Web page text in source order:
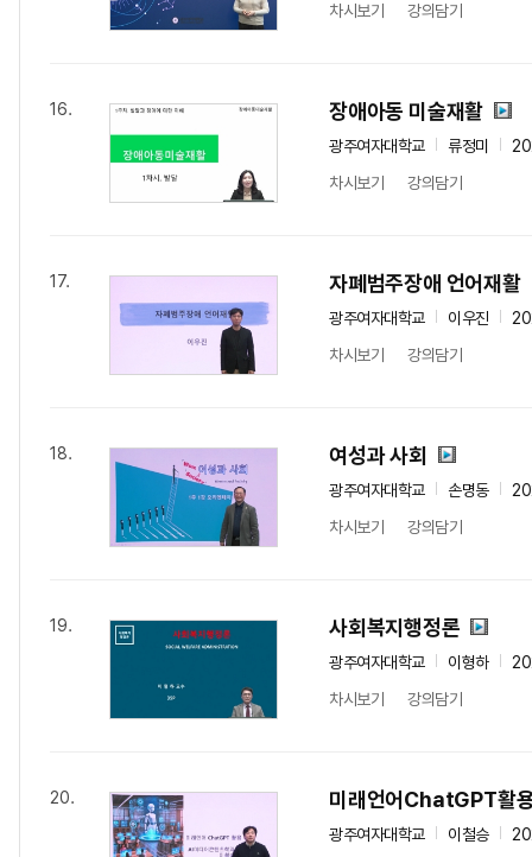
차시보기
강의담기
16. 장애아동 미술재활
광주여자대학교 류정미
차시보기
강의담기
17. 자폐범주장애 언어재활
광주여자대학교 이우진
차시보기
강의담기
18. 여성과 사회
광주여자대학교 손명동
차시보기
강의담기
19. 사회복지행정론
광주여자대학교 이형하
차시보기
강의담기
20. 미래언어ChatGPT활
광주여자대학교 이철승